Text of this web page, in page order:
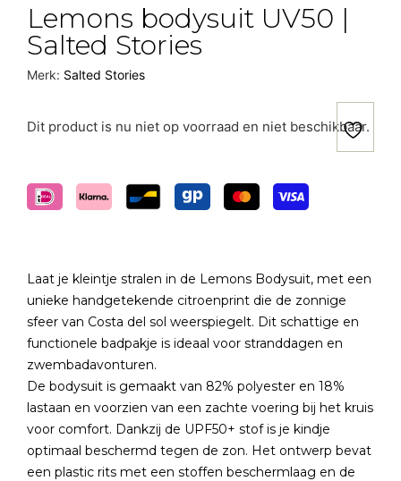
Lemons bodysuit UV50 |
Salted Stories
Merk: Salted Stories
Dit product is nu niet op voorraad en niet beschikbaar.
Laat je kleintje stralen in de Lemons Bodysuit, met een
unieke handgetekende citroenprint die de zonnige
sfeer van Costa del sol weerspiegelt. Dit schattige en
functionele badpakje is ideaal voor stranddagen en
zwembadavonturen.
De bodysuit is gemaakt van 82% polyester en 18%
lastaan en voorzien van een zachte voering bij het kruis
voor comfort. Dankzij de UPF50+ stof is je kindje
optimaal beschermd tegen de zon. Het ontwerp bevat
een plastic rits met een stoffen beschermlaag en de